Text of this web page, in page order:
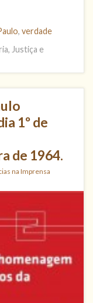
, verdade
Justiça e
1º de
de 1964.
na Imprensa